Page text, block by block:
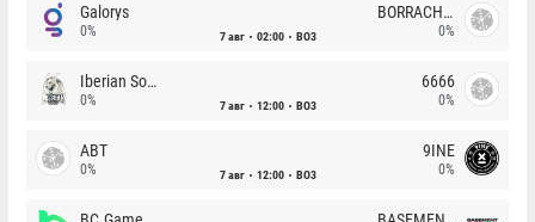
Galorys
0% 7 авг 02:00 BO3
BORRACHEIROS
0%
Iberian Soul
0% 7 авг 12:00 BO3
6666
0%
ABT
0% 7 авг 12:00 BO3
9INE
0%